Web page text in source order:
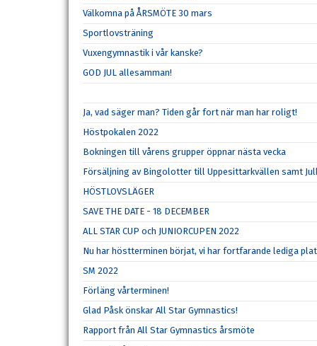
Välkomna på ÅRSMÖTE 30 mars
Sportlovsträning
Vuxengymnastik i vår kanske?
GOD JUL allesamman!
Ja, vad säger man? Tiden går fort när man har roligt!
Höstpokalen 2022
Bokningen till vårens grupper öppnar nästa vecka
Försäljning av Bingolotter till Uppesittarkvällen samt
HÖSTLOVSLÄGER
SAVE THE DATE - 18 DECEMBER
ALL STAR CUP och JUNIORCUPEN 2022
Nu har höstterminen börjat, vi har fortfarande lediga
SM 2022
Förläng vårterminen!
Glad Påsk önskar All Star Gymnastics!
Rapport från All Star Gymnastics årsmöte